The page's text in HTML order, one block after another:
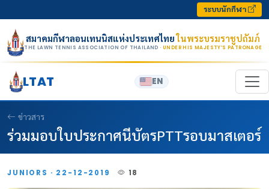
ระบบนักกีฬา
สมาคมกีฬาลอนเทนนิสแห่งประเทศไทยในพระบรมราชูปถัมภ์
THE LAWN TENNIS ASSOCIATION OF THAILAND · UNDER HIS MAJESTY’S PATRONAGE
LTAT EN
ข่าวสาร
ร่วมมอบใบประกาศนีบัตรPTTรอบมาสเตอร์
JUNIORS · 22-12-2019 18